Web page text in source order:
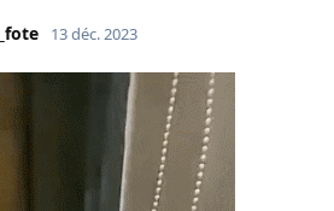
13 déc. 2023